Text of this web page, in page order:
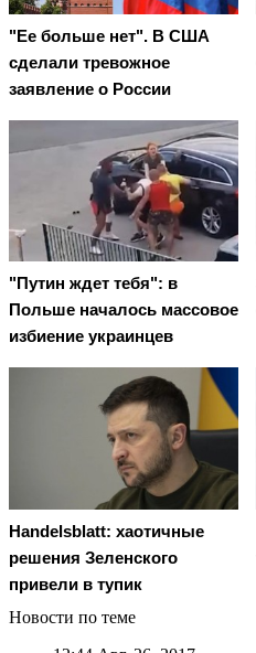
"Ее больше нет". В США
сделали тревожное
заявление о России
"Путин ждет тебя": в
Польше началось массовое
избиение украинцев
Handelsblatt: хаотичные
решения Зеленского
привели в тупик
Новости по теме